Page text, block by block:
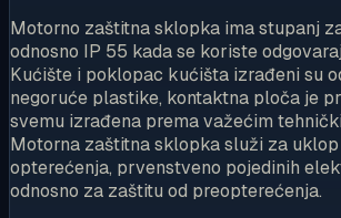
Motorno zaštitna sklopka ima stupanj
odnosno IP 55 kada se koriste
Kućište i poklopac kućišta izrađeni su
negoruće plastike, kontaktna ploča je
svemu izrađena prema važećim
Motorna zaštitna sklopka služi za
opterećenja, prvenstveno pojedinih
odnosno za zaštitu od preopterećenja.